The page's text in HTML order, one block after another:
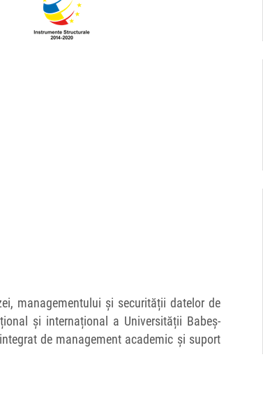
managementului și securității datelor de
și internațional a Universității Babeș-
de management academic și suport